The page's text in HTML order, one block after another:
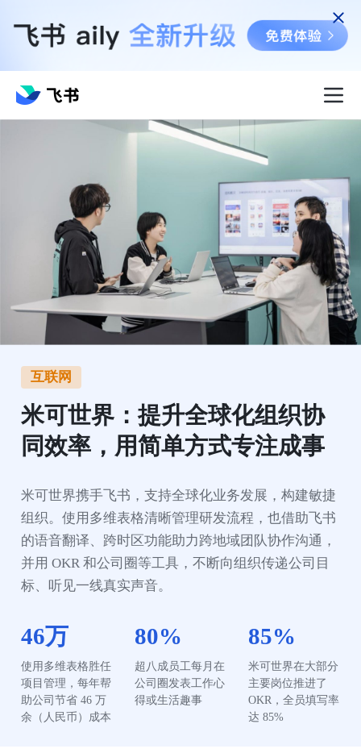
互联网
米可世界：提升全球化组织协
同效率，用简单方式专注成事
米可世界携手飞书，支持全球化业务发展，构建敏捷
组织。使用多维表格清晰管理研发流程，也借助飞书
的语音翻译、跨时区功能助力跨地域团队协作沟通，
并用 OKR 和公司圈等工具，不断向组织传递公司目
标、听见一线真实声音。
46万
使用多维表格胜任
项目管理，每年帮
助公司节省 46 万
余（人民币）成本
80%
超八成员工每月在
公司圈发表工作心
得或生活趣事
85%
米可世界在大部分
主要岗位推进了
OKR，全员填写率
达 85%